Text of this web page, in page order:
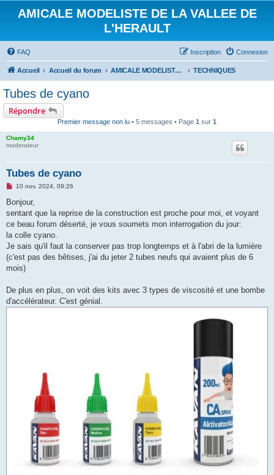
AMICALE MODELISTE DE LA VALLEE DE
L'HERAULT
FAQ Connexion
Inscription
Accueil Accueil du forum AMICALE MODELISTE DE LA VALLEE DE L'HERAULT TECHNIQUES
Tubes de cyano
Répondre
Premier message non lu • 5 messages • Page 1 sur 1
Chamy34
moderateur
Tubes de cyano
M
s
a
g
n
o
l
u
10 nov. 2024, 09:26
Bonjour,
sentant que la reprise de la construction est proche pour moi, et voyant
ce beau forum déserté, je vous soumets mon interrogation du jour:
la colle cyano.
Je sais qu'il faut la conserver pas trop longtemps et à l'abri de la lumière
(c'est pas des bêtises, j'ai du jeter 2 tubes neufs qui avaient plus de 6
mois)
De plus en plus, on voit des kits avec 3 types de viscosité et une bombe
d'accélérateur. C'est génial.